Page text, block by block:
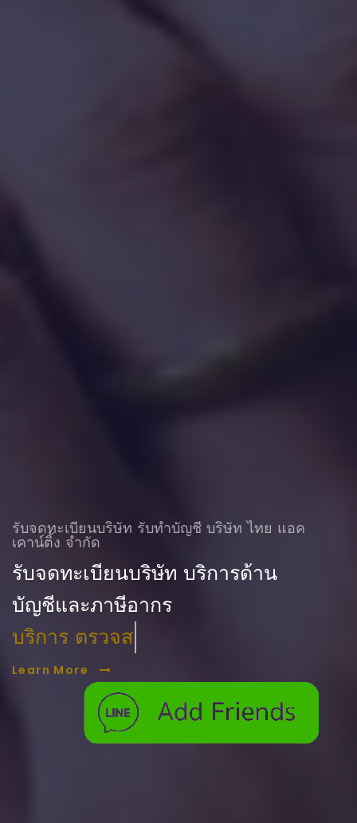
รับจดทะเบียนบริษัท รับทําบัญชี บริษัท ไทย แอค
เคาน์ติ้ง จำกัด
รับจดทะเบียนบริษัท บริการด้าน
บัญชีและภาษีอากร
บริการ ตรวจสอบบัญชี
Learn More